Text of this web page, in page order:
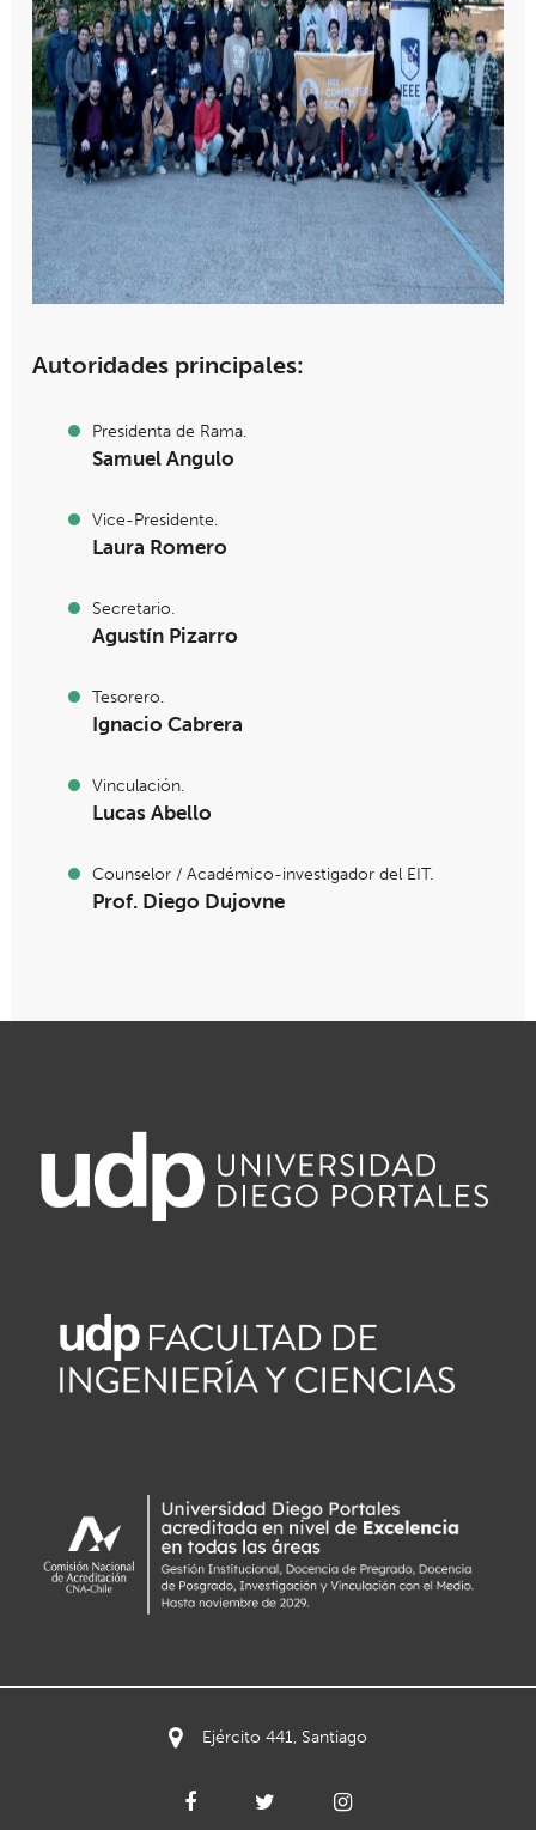
Autoridades principales:
Presidenta de Rama.
Samuel Angulo
Vice-Presidente.
Laura Romero
Secretario.
Agustín Pizarro
Tesorero.
Ignacio Cabrera
Vinculación.
Lucas Abello
Counselor / Académico-investigador del EIT.
Prof. Diego Dujovne
Ejército 441, Santiago